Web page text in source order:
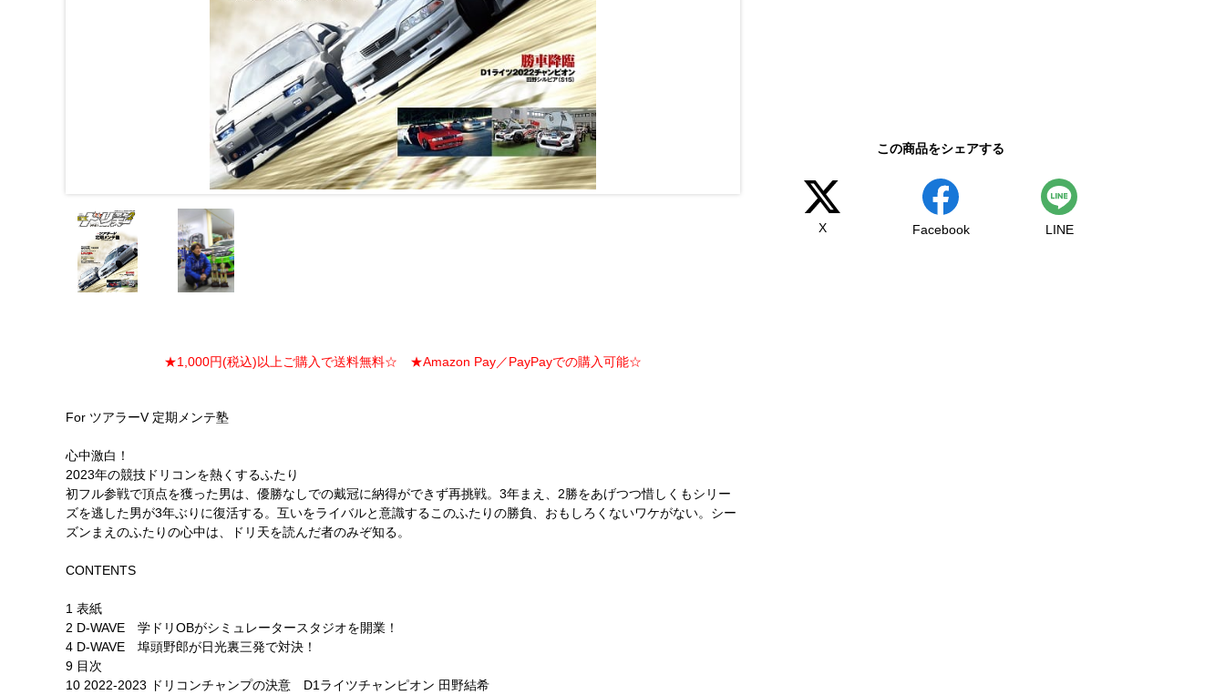
★1,000円(税込)以上ご購入で送料無料☆ ★Amazon Pay／PayPayでの購入可能☆
For ツアラーV 定期メンテ塾
心中激白！
2023年の競技ドリコンを熱くするふたり
初フル参戦で頂点を獲った男は、優勝なしでの戴冠に納得ができず再挑戦。3年まえ、2勝をあげつつ惜しくもシリー
ズを逃した男が3年ぶりに復活する。互いをライバルと意識するこのふたりの勝負、おもしろくないワケがない。シー
ズンまえのふたりの心中は、ドリ天を読んだ者のみぞ知る。
CONTENTS
1 表紙
2 D-WAVE 学ドリOBがシミュレータースタジオを開業！
4 D-WAVE 埠頭野郎が日光裏三発で対決！
9 目次
10 2022-2023 ドリコンチャンプの決意 D1ライツチャンピオン 田野結希
この商品をシェアする
X Facebook LINE